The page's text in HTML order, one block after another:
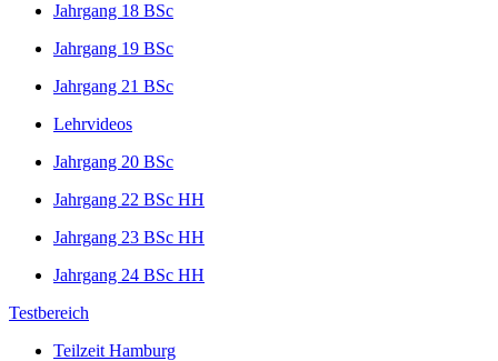
Jahrgang 18 BSc
Jahrgang 19 BSc
Jahrgang 21 BSc
Lehrvideos
Jahrgang 20 BSc
Jahrgang 22 BSc HH
Jahrgang 23 BSc HH
Jahrgang 24 BSc HH
Testbereich
Teilzeit Hamburg